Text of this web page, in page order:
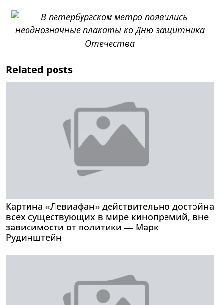
Related posts
Картина «Левиафан» действительно достойна
всех существующих в мире кинопремий, вне
зависимости от политики — Марк
Рудинштейн